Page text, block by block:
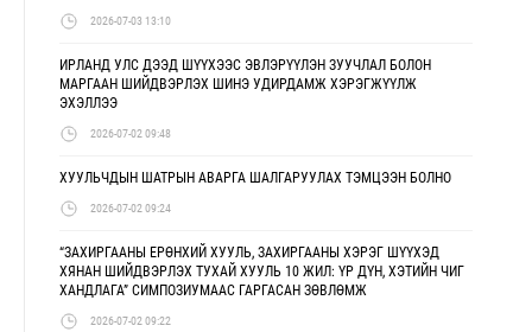
2026-07-03 13:10
ИРЛАНД УЛС ДЭЭД ШҮҮХЭЭС ЭВЛЭРҮҮЛЭН ЗУУЧЛАЛ БОЛОН
МАРГААН ШИЙДВЭРЛЭХ ШИНЭ УДИРДАМЖ ХЭРЭГЖҮҮЛЖ
ЭХЭЛЛЭЭ
2026-07-02 09:48
ХУУЛЬЧДЫН ШАТРЫН АВАРГА ШАЛГАРУУЛАХ ТЭМЦЭЭН БОЛНО
2026-07-02 09:24
“ЗАХИРГААНЫ ЕРӨНХИЙ ХУУЛЬ, ЗАХИРГААНЫ ХЭРЭГ ШҮҮХЭД
ХЯНАН ШИЙДВЭРЛЭХ ТУХАЙ ХУУЛЬ 10 ЖИЛ: ҮР ДҮН, ХЭТИЙН ЧИГ
ХАНДЛАГА” СИМПОЗИУМААС ГАРГАСАН ЗӨВЛӨМЖ
2026-07-02 09:22